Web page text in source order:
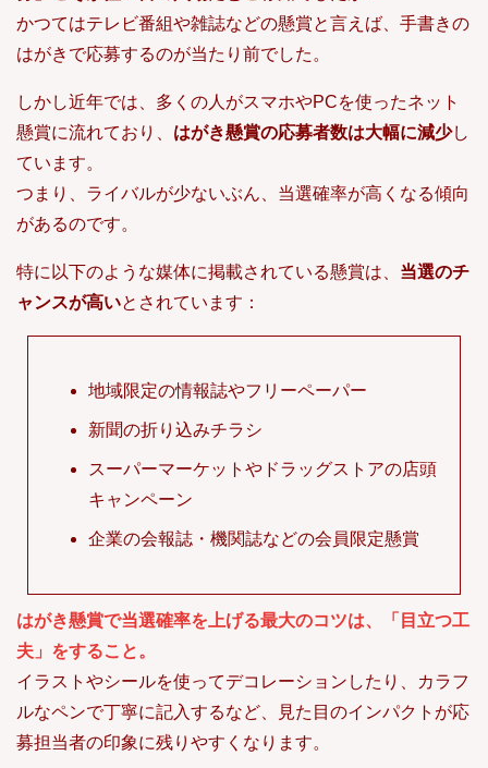
かつてはテレビ番組や雑誌などの懸賞と言えば、手書きの
はがきで応募するのが当たり前でした。
しかし近年では、多くの人がスマホやPCを使ったネット
懸賞に流れており、 はがき懸賞の応募者数は大幅に減少し
ています。
つまり、ライバルが少ないぶん、当選確率が高くなる傾向
があるのです。
特に以下のような媒体に掲載されている懸賞は、 当選のチ
ャンスが高いとされています：
地域限定の情報誌やフリーペーパー
新聞の折り込みチラシ
スーパーマーケットやドラッグストアの店頭
キャンペーン
企業の会報誌・機関誌などの会員限定懸賞
はがき懸賞で当選確率を上げる最大のコツは、「目立つ工
夫」をすること。
イラストやシールを使ってデコレーションしたり、カラフ
ルなペンで丁寧に記入するなど、見た目のインパクトが応
募担当者の印象に残りやすくなります。